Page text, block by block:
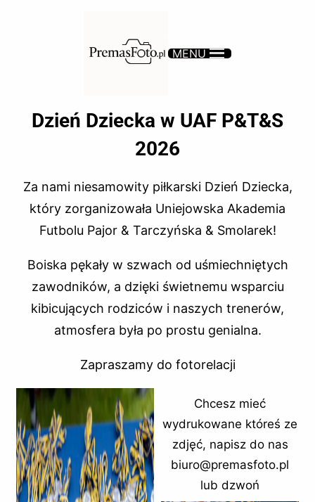
MENU
Dzień Dziecka w UAF P&T&S
2026
Za nami niesamowity piłkarski Dzień Dziecka,
który zorganizowała Uniejowska Akademia
Futbolu Pajor & Tarczyńska & Smolarek!
Boiska pękały w szwach od uśmiechniętych
zawodników, a dzięki świetnemu wsparciu
kibicujących rodziców i naszych trenerów,
atmosfera była po prostu genialna.
Zapraszamy do fotorelacji
Chcesz mieć
wydrukowane któreś ze
zdjęć, napisz do nas
biuro@premasfoto.pl
lub dzwoń